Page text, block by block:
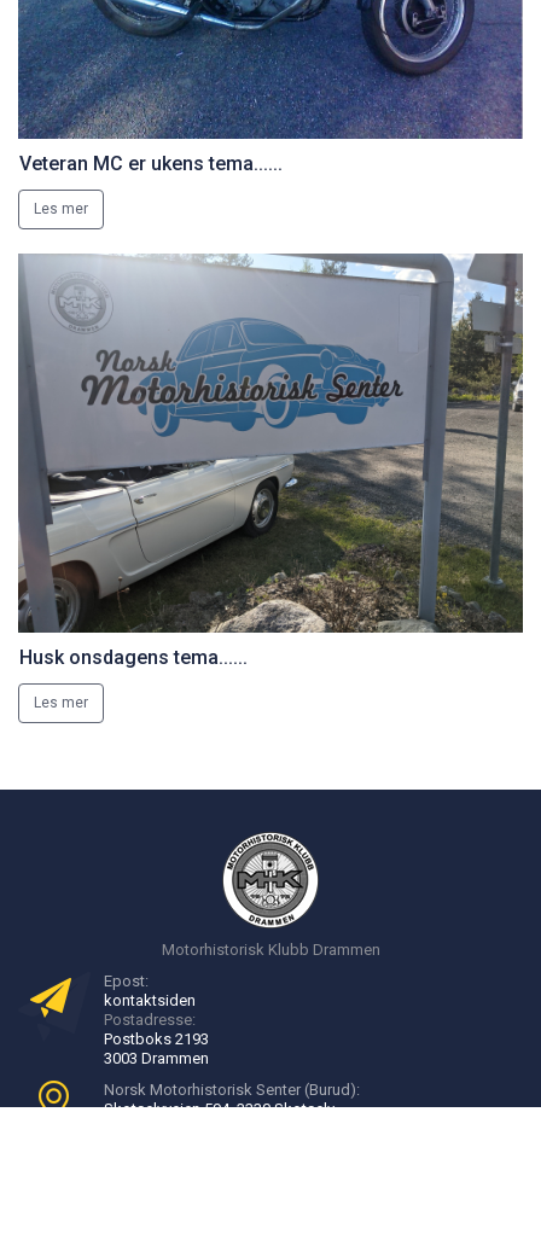
Veteran MC er ukens tema......
Les mer
Husk onsdagens tema......
Les mer
Motorhistorisk Klubb Drammen
Epost:
kontaktsiden
Postadresse:
Postboks 2193
3003 Drammen
Norsk Motorhistorisk Senter (Burud):
Skotselvveien 594, 3330 Skotselv